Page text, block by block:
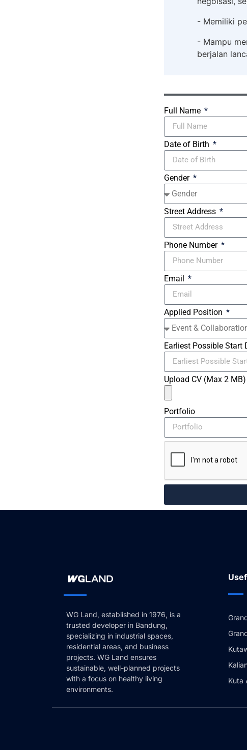
- Memiliki
- Mampu
berjalan
Full Name
Date of Birth
Gender
Street Address
Phone Number
Email
Applied Position
Earliest Possible Start
Upload CV (Max 2 MB)
Portfolio
WG Land, established in 1976, is a
trusted developer in Bandung,
specializing in industrial spaces,
residential areas, and business
projects. WG Land ensures
sustainable, well-planned projects
with a focus on healthy living
environments.
Kuta